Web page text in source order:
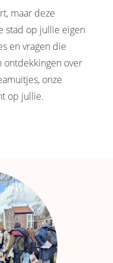
maar deze
stad op jullie eigen
en vragen die
ontdekkingen over
onze
op jullie.